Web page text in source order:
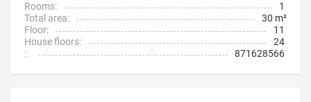
Rooms:
1
Total area:
30 m²
Floor:
11
House floors:
24
:
871628566